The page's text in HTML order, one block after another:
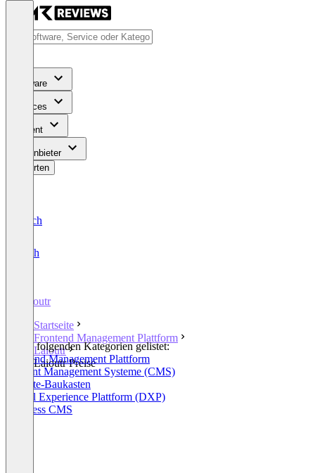
Software
Services
Content
Für Anbieter
Bewerten
Deutsch
English
Laioutr
Startseite
Frontend Management Plattform
Laioutr
Laioutr Preise
In den folgenden Kategorien gelistet:
Frontend Management Plattform
Content Management Systeme (CMS)
Website-Baukasten
Digital Experience Plattform (DXP)
Headless CMS